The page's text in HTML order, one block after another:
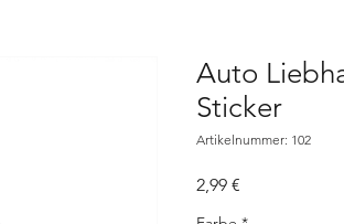
Auto
Sticker
Artikelnummer: 102
2,99 €